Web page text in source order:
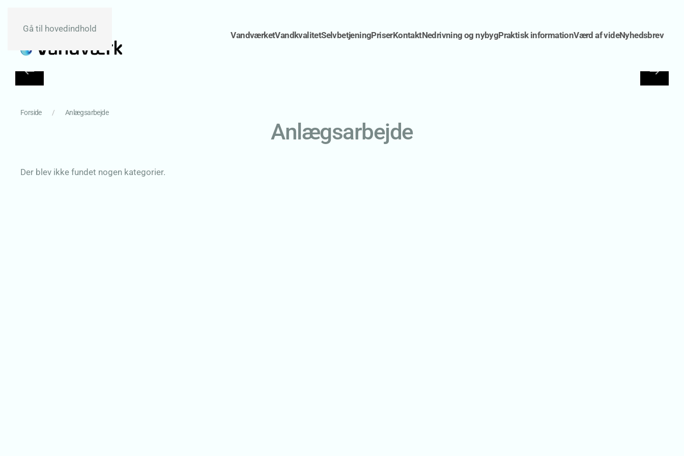
Gå til hovedindhold
VandværketVandkvalitetSelvbetjeningPriserKontaktNedrivning og nybygPraktisk informationVærd af videNyhedsbrev
Forside Anlægsarbejde
Anlægsarbejde
Der blev ikke fundet nogen kategorier.